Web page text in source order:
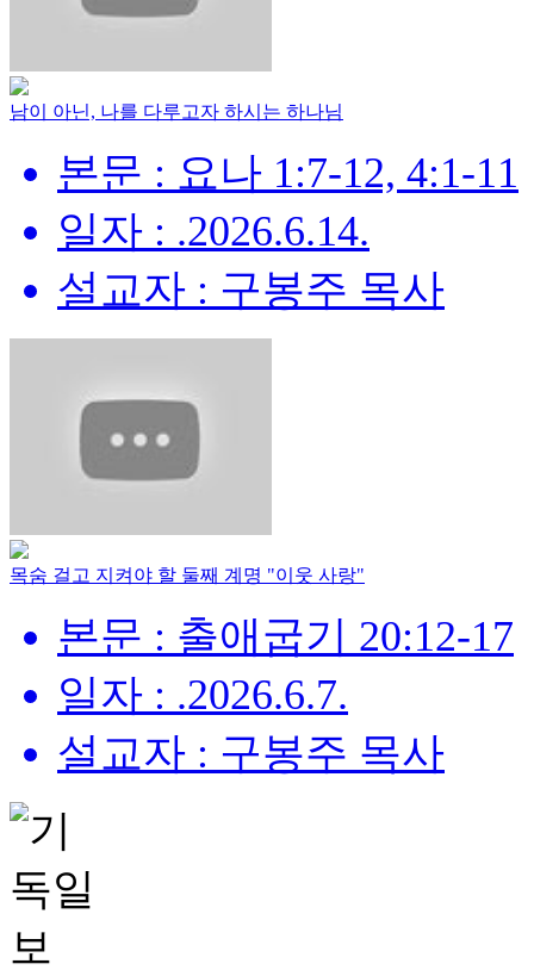
남이 아닌, 나를 다루고자 하시는 하나님
본문 : 요나 1:7-12, 4:1-11
일자 : .2026.6.14.
설교자 : 구봉주 목사
목숨 걸고 지켜야 할 둘째 계명 "이웃 사랑"
본문 : 출애굽기 20:12-17
일자 : .2026.6.7.
설교자 : 구봉주 목사